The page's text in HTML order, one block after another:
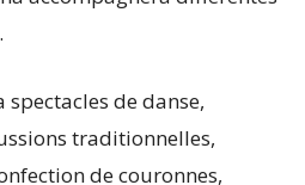
de danse,
traditionnelles,
de couronnes,